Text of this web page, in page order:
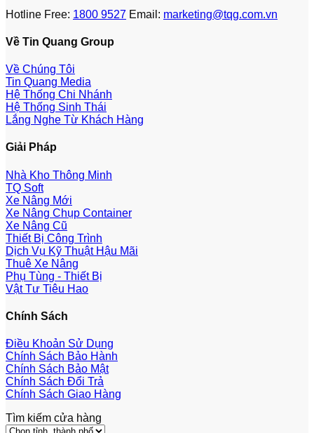
Hotline Free: 1800 9527 Email: marketing@tqg.com.vn
Về Tin Quang Group
Về Chúng Tôi
Tin Quang Media
Hệ Thống Chi Nhánh
Hệ Thống Sinh Thái
Lắng Nghe Từ Khách Hàng
Giải Pháp
Nhà Kho Thông Minh
TQ Soft
Xe Nâng Mới
Xe Nâng Chụp Container
Xe Nâng Cũ
Thiết Bị Công Trình
Dịch Vụ Kỹ Thuật Hậu Mãi
Thuê Xe Nâng
Phụ Tùng - Thiết Bị
Vật Tư Tiêu Hao
Chính Sách
Điều Khoản Sử Dụng
Chính Sách Bảo Hành
Chính Sách Bảo Mật
Chính Sách Đổi Trả
Chính Sách Giao Hàng
Tìm kiếm cửa hàng